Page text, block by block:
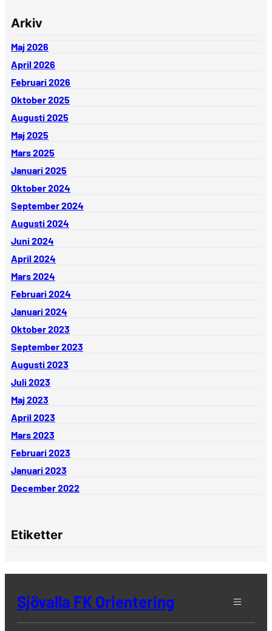
Arkiv
Maj 2026
April 2026
Februari 2026
Oktober 2025
Augusti 2025
Maj 2025
Mars 2025
Januari 2025
Oktober 2024
September 2024
Augusti 2024
Juni 2024
April 2024
Mars 2024
Februari 2024
Januari 2024
Oktober 2023
September 2023
Augusti 2023
Juli 2023
Maj 2023
April 2023
Mars 2023
Februari 2023
Januari 2023
December 2022
Etiketter
Sjövalla FK Orientering